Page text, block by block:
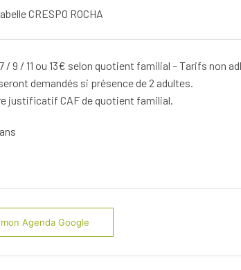
CRESPO ROCHA
9 / 11 ou 13€ selon quotient familial – Tarifs non
demandés si présence de 2 adultes.
justificatif CAF de quotient familial.
Agenda Google